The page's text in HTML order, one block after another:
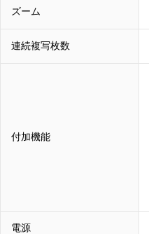
ズーム
連続複写枚数
付加機能
電源